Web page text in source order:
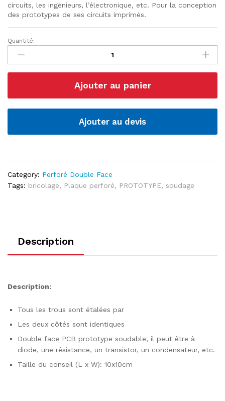
circuits, les ingénieurs, l’électronique, etc. Pour la conception
des prototypes de ses circuits imprimés.
Plaque
Perforée
10x10
vert
face
quantité
Quantité:
Ajouter au panier
Ajouter au devis
Category: Perforé Double Face
Tags: bricolage, Plaque perforé, PROTOTYPE, soudage
Description
Description:
Tous les trous sont étalées par
Les deux côtés sont identiques
Double face PCB prototype soudable, il peut être à
diode, une résistance, un transistor, un condensateur, etc.
Taille du conseil (L x W): 10x10cm